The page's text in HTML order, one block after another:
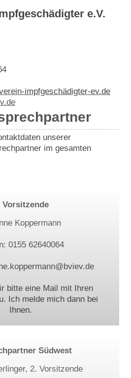
e.V.
impfgeschädigter-ev.de
unserer
im gesamten
Vorsitzende
Koppermann
0155 62640064
bitte eine Mail mit Ihren
Ich melde mich dann bei
Ihnen.
Südwest
2. Vorsitzende